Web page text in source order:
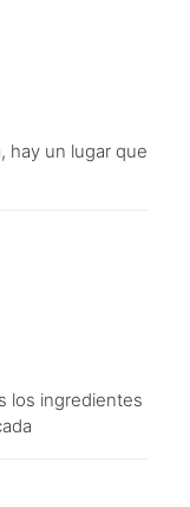
hay un lugar que
los ingredientes